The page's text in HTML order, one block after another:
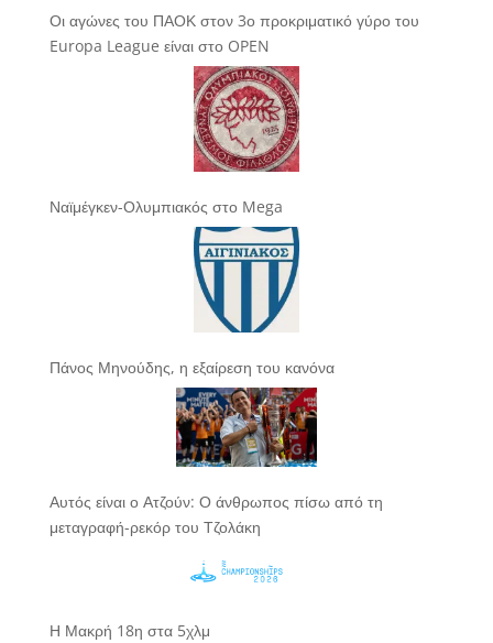
Οι αγώνες του ΠΑΟΚ στον 3ο προκριματικό γύρο του
Europa League είναι στο OPEN
Ναϊμέγκεν-Ολυμπιακός στο Mega
Πάνος Μηνούδης, η εξαίρεση του κανόνα
Αυτός είναι ο Ατζούν: Ο άνθρωπος πίσω από τη
μεταγραφή-ρεκόρ του Τζολάκη
Η Μακρή 18η στα 5χλμ